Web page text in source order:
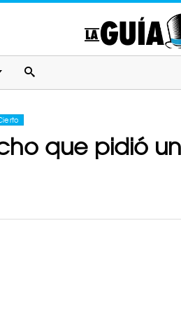
que pidió